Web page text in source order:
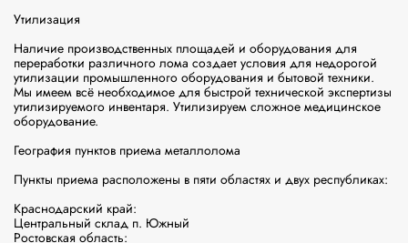
Утилизация
Наличие производственных площадей и оборудования для
переработки различного лома создает условия для недорогой
утилизации промышленного оборудования и бытовой техники.
Мы имеем всё необходимое для быстрой технической экспертизы
утилизируемого инвентаря. Утилизируем сложное медицинское
оборудование.
География пунктов приема металлолома
Пункты приема расположены в пяти областях и двух республиках:
Краснодарский край:
Центральный склад п. Южный
Ростовская область: